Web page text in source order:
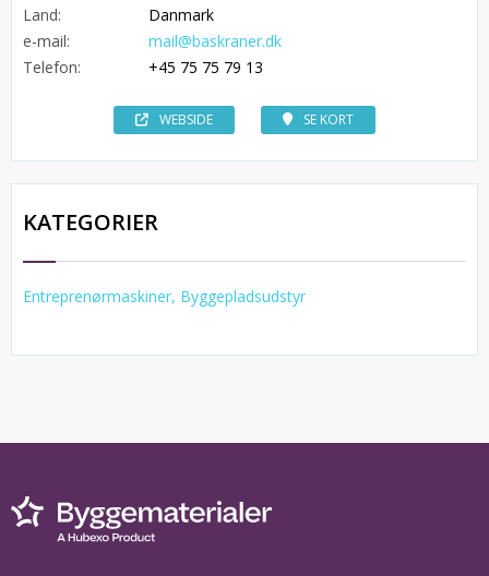
Land:
Danmark
e-mail:
mail@baskraner.dk
Telefon:
+45 75 75 79 13
WEBSIDE SE KORT
KATEGORIER
Entreprenørmaskiner, Byggepladsudstyr